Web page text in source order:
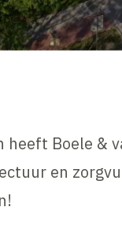
heeft Boele &
en